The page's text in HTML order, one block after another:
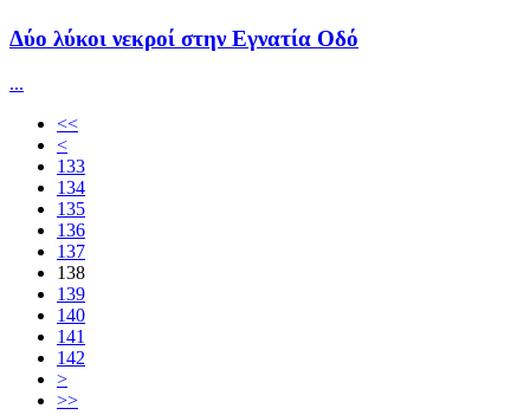
Δύο λύκοι νεκροί στην Εγνατία Οδό
...
<<
<
133
134
135
136
137
138
139
140
141
142
>
>>